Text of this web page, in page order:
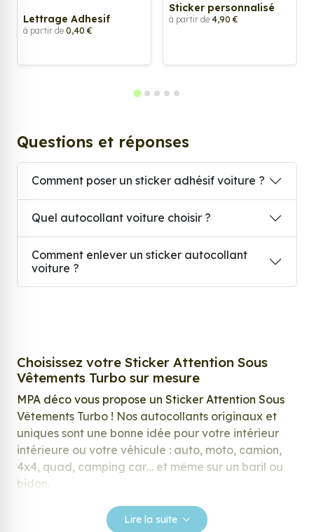
Lettrage Adhesif
à partir de 0,40 €
Sticker personnalisé
à partir de 4,90 €
Questions et réponses
Comment poser un sticker adhésif voiture ?
Quel autocollant voiture choisir ?
Comment enlever un sticker autocollant
voiture ?
Choisissez votre Sticker Attention Sous
Vêtements Turbo sur mesure
MPA déco vous propose un Sticker Attention Sous
Vêtements Turbo ! Nos autocollants originaux et
uniques sont une bonne idée pour votre intérieur
intérieure ou votre véhicule : auto, moto, camion,
4x4, quad, camping car… et même sur un baril ou
bidon.
Nos stickers sont spécialement conçus pour
Lire la suite